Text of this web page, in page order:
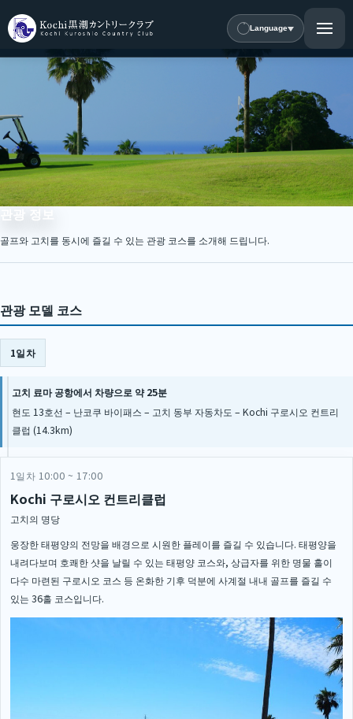
Language
관광 정보
골프와 고치를 동시에 즐길 수 있는 관광 코스를 소개해 드립니다.
관광 모델 코스
1일차
고치 료마 공항에서 차량으로 약 25분
현도 13호선 – 난코쿠 바이패스 – 고치 동부 자동차도 – Kochi 구로시오 컨트리
클럽 (14.3km)
1일차 10:00 ~ 17:00
Kochi 구로시오 컨트리클럽
고치의 명당
웅장한 태평양의 전망을 배경으로 시원한 플레이를 즐길 수 있습니다. 태평양을
내려다보며 호쾌한 샷을 날릴 수 있는 태평양 코스와, 상급자를 위한 명물 홀이
다수 마련된 구로시오 코스 등 온화한 기후 덕분에 사계절 내내 골프를 즐길 수
있는 36홀 코스입니다.